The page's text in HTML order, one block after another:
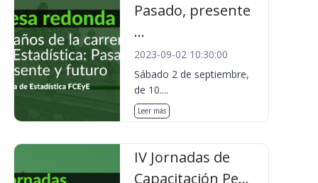
Pasado, presente
...
2023-09-02 10:30:00
Sábado 2 de septiembre,
de 10....
Leer más
IV Jornadas de
Capacitación Pe...